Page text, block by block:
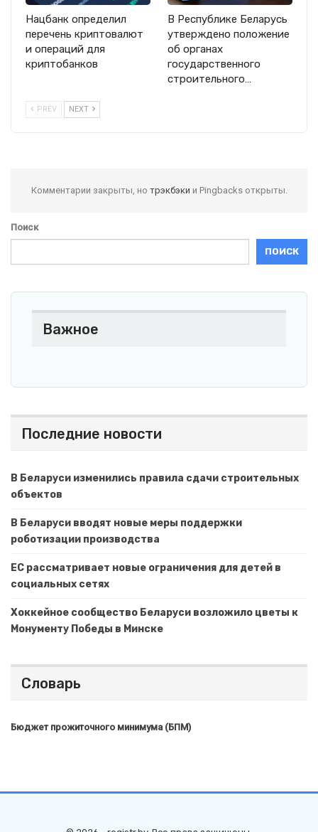
Нацбанк определил
перечень криптовалют
и операций для
криптобанков
В Республике Беларусь
утверждено положение
об органах
государственного
строительного…
PREV NEXT
Комментарии закрыты, но трэкбэки и Pingbacks открыты.
Поиск
ПОИСК
Важное
Последние новости
В Беларуси изменились правила сдачи строительных
объектов
В Беларуси вводят новые меры поддержки
роботизации производства
ЕС рассматривает новые ограничения для детей в
социальных сетях
Хоккейное сообщество Беларуси возложило цветы к
Монументу Победы в Минске
Словарь
Бюджет прожиточного минимума (БПМ)